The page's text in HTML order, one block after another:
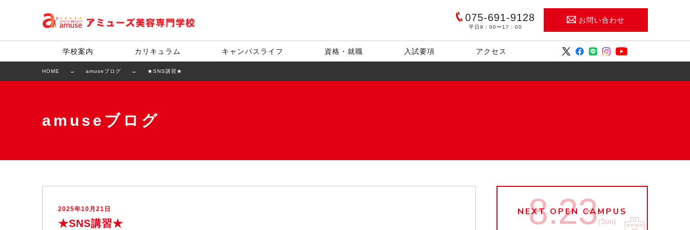
075-691-9128
平日9：00〜17：00
お問い合わせ
学校案内 カリキュラム キャンパスライフ 資格・就職 入試要項 アクセス
HOME amuseブログ ★SNS講習★
amuseブログ
2025年10月21日
★SNS講習★
NEXT OPEN CAMPUS
8.23 (Sun)